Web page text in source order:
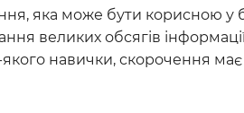
яка може бути корисною у
великих обсягів
навички, скорочення має